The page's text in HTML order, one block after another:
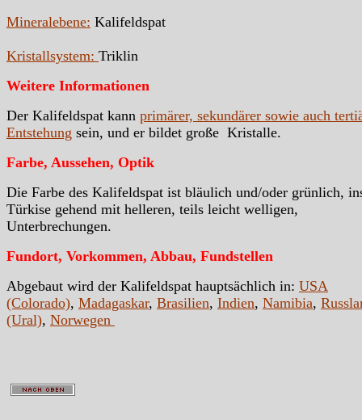
Mineralebene: Kalifeldspat
Kristallsystem: Triklin
Weitere Informationen
Der Kalifeldspat kann primärer, sekundärer sowie auch
Entstehung sein, und er bildet große Kristalle.
Farbe, Aussehen, Optik
Die Farbe des Kalifeldspat ist bläulich und/oder grünlich,
Türkise gehend mit helleren, teils leicht welligen,
Unterbrechungen.
Fundort, Vorkommen, Abbau, Fundstellen
Abgebaut wird der Kalifeldspat hauptsächlich in: USA
(Colorado), Madagaskar, Brasilien, Indien, Namibia,
(Ural), Norwegen